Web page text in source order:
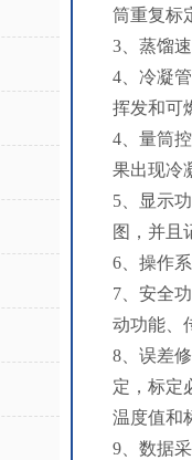
筒重复标
3、蒸馏
4、冷凝
挥发和可
4、量筒
果出现冷
5、显示
图，并且
6、操作
7、安全
动功能、
8、误差
定，标定
温度值和
9、数据